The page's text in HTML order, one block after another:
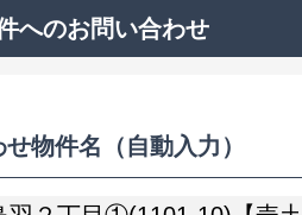
へのお問い合わせ
物件名（自動入力）